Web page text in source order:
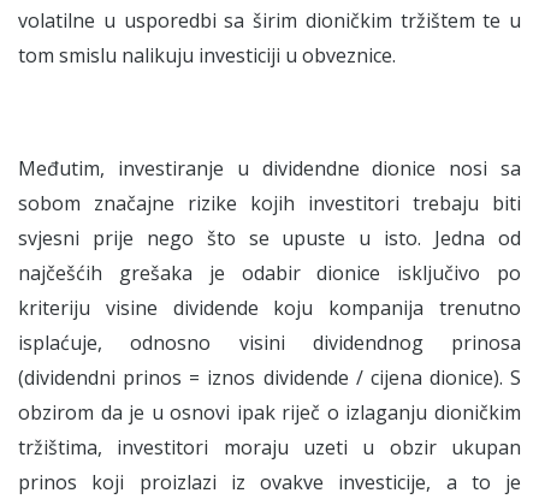
volatilne u usporedbi sa širim dioničkim tržištem te u
tom smislu nalikuju investiciji u obveznice.
Međutim, investiranje u dividendne dionice nosi sa
sobom značajne rizike kojih investitori trebaju biti
svjesni prije nego što se upuste u isto. Jedna od
najčešćih grešaka je odabir dionice isključivo po
kriteriju visine dividende koju kompanija trenutno
isplaćuje, odnosno visini dividendnog prinosa
(dividendni prinos = iznos dividende / cijena dionice). S
obzirom da je u osnovi ipak riječ o izlaganju dioničkim
tržištima, investitori moraju uzeti u obzir ukupan
prinos koji proizlazi iz ovakve investicije, a to je